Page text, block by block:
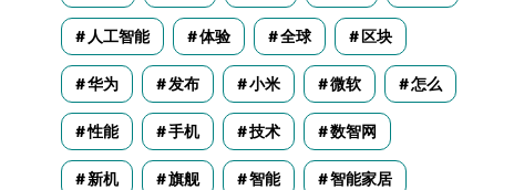
人工智能 体验 全球 区块
华为 发布 小米 微软 怎么
性能 手机 技术 数智网
新机 旗舰 智能 智能家居